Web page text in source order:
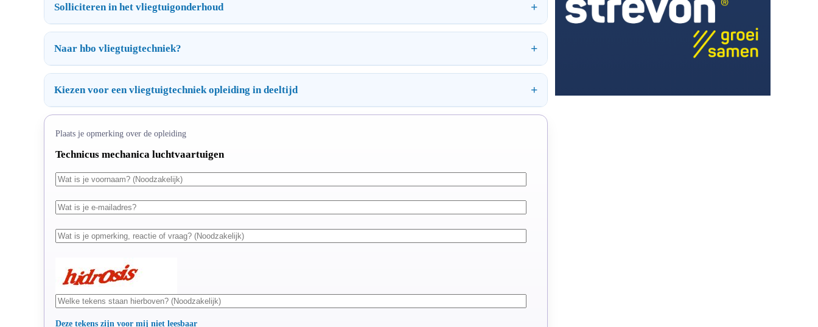
Solliciteren in het vliegtuigonderhoud
Naar hbo vliegtuigtechniek?
Kiezen voor een vliegtuigtechniek opleiding in deeltijd
Plaats je opmerking over de opleiding
Technicus mechanica luchtvaartuigen
Deze tekens zijn voor mij niet leesbaar